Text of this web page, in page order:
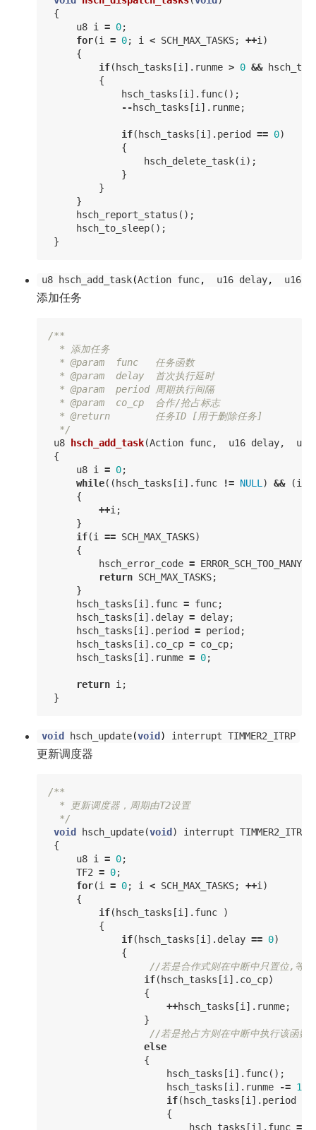
{
u8 i = 0;
for(i = 0; i < SCH_MAX_TASKS; ++i )
{
if(hsch_tasks [i ]. runme > 0 &&
{
hsch_tasks [i ]. func();
--hsch_tasks [i ]. runme;
if(hsch_tasks [i ]. period == 0)
{
hsch_delete_task(i );
}
}
}
hsch_report_status ();
hsch_to_sleep();
}
u8 hsch_add_task(Action func, u16 delay, u16
添加任务
/**
  * 添加任务
  * @param  func   任务函数
  * @param  delay  首次执行延时
  * @param  period 周期执行间隔
  * @param  co_cp  合作/抢占标志
  * @return        任务ID [用于删除任务]
  */
u8 hsch_add_task(Action func, u16 delay,
u16
{
u8 i = 0;
while((hsch_tasks [i ]. func != NULL ) && (i
{
++i ;
}
if(i == SCH_MAX_TASKS)
{
hsch_error_code =
return SCH_MAX_TASKS;
}
hsch_tasks [i ]. func = func;
hsch_tasks [i ]. delay = delay;
hsch_tasks [i ]. period = period;
hsch_tasks [i ]. co_cp = co_cp;
hsch_tasks [i ]. runme = 0;
return i ;
}
void hsch_update(void ) interrupt TIMMER2_ITRP
更新调度器
/**
  * 更新调度器，周期由T2设置
  */
void hsch_update(void) interrupt TIMMER2_ITRP
{
u8 i = 0;
TF2 = 0;
for(i = 0; i < SCH_MAX_TASKS; ++i )
{
if(hsch_tasks [i ]. func
)
{
if(hsch_tasks [i ]. delay == 0)
{
//若是合作式则在中断中只置位,等
if(hsch_tasks [i ]. co_cp)
{
++hsch_tasks [i ]. runme;
}
//若是抢占方则在中断中执行该函数
else
{
hsch_tasks [i ]. func();
hsch_tasks [i ]. runme -= 1
if(hsch_tasks [i ]. period
{
hsch_tasks [i ]. func =